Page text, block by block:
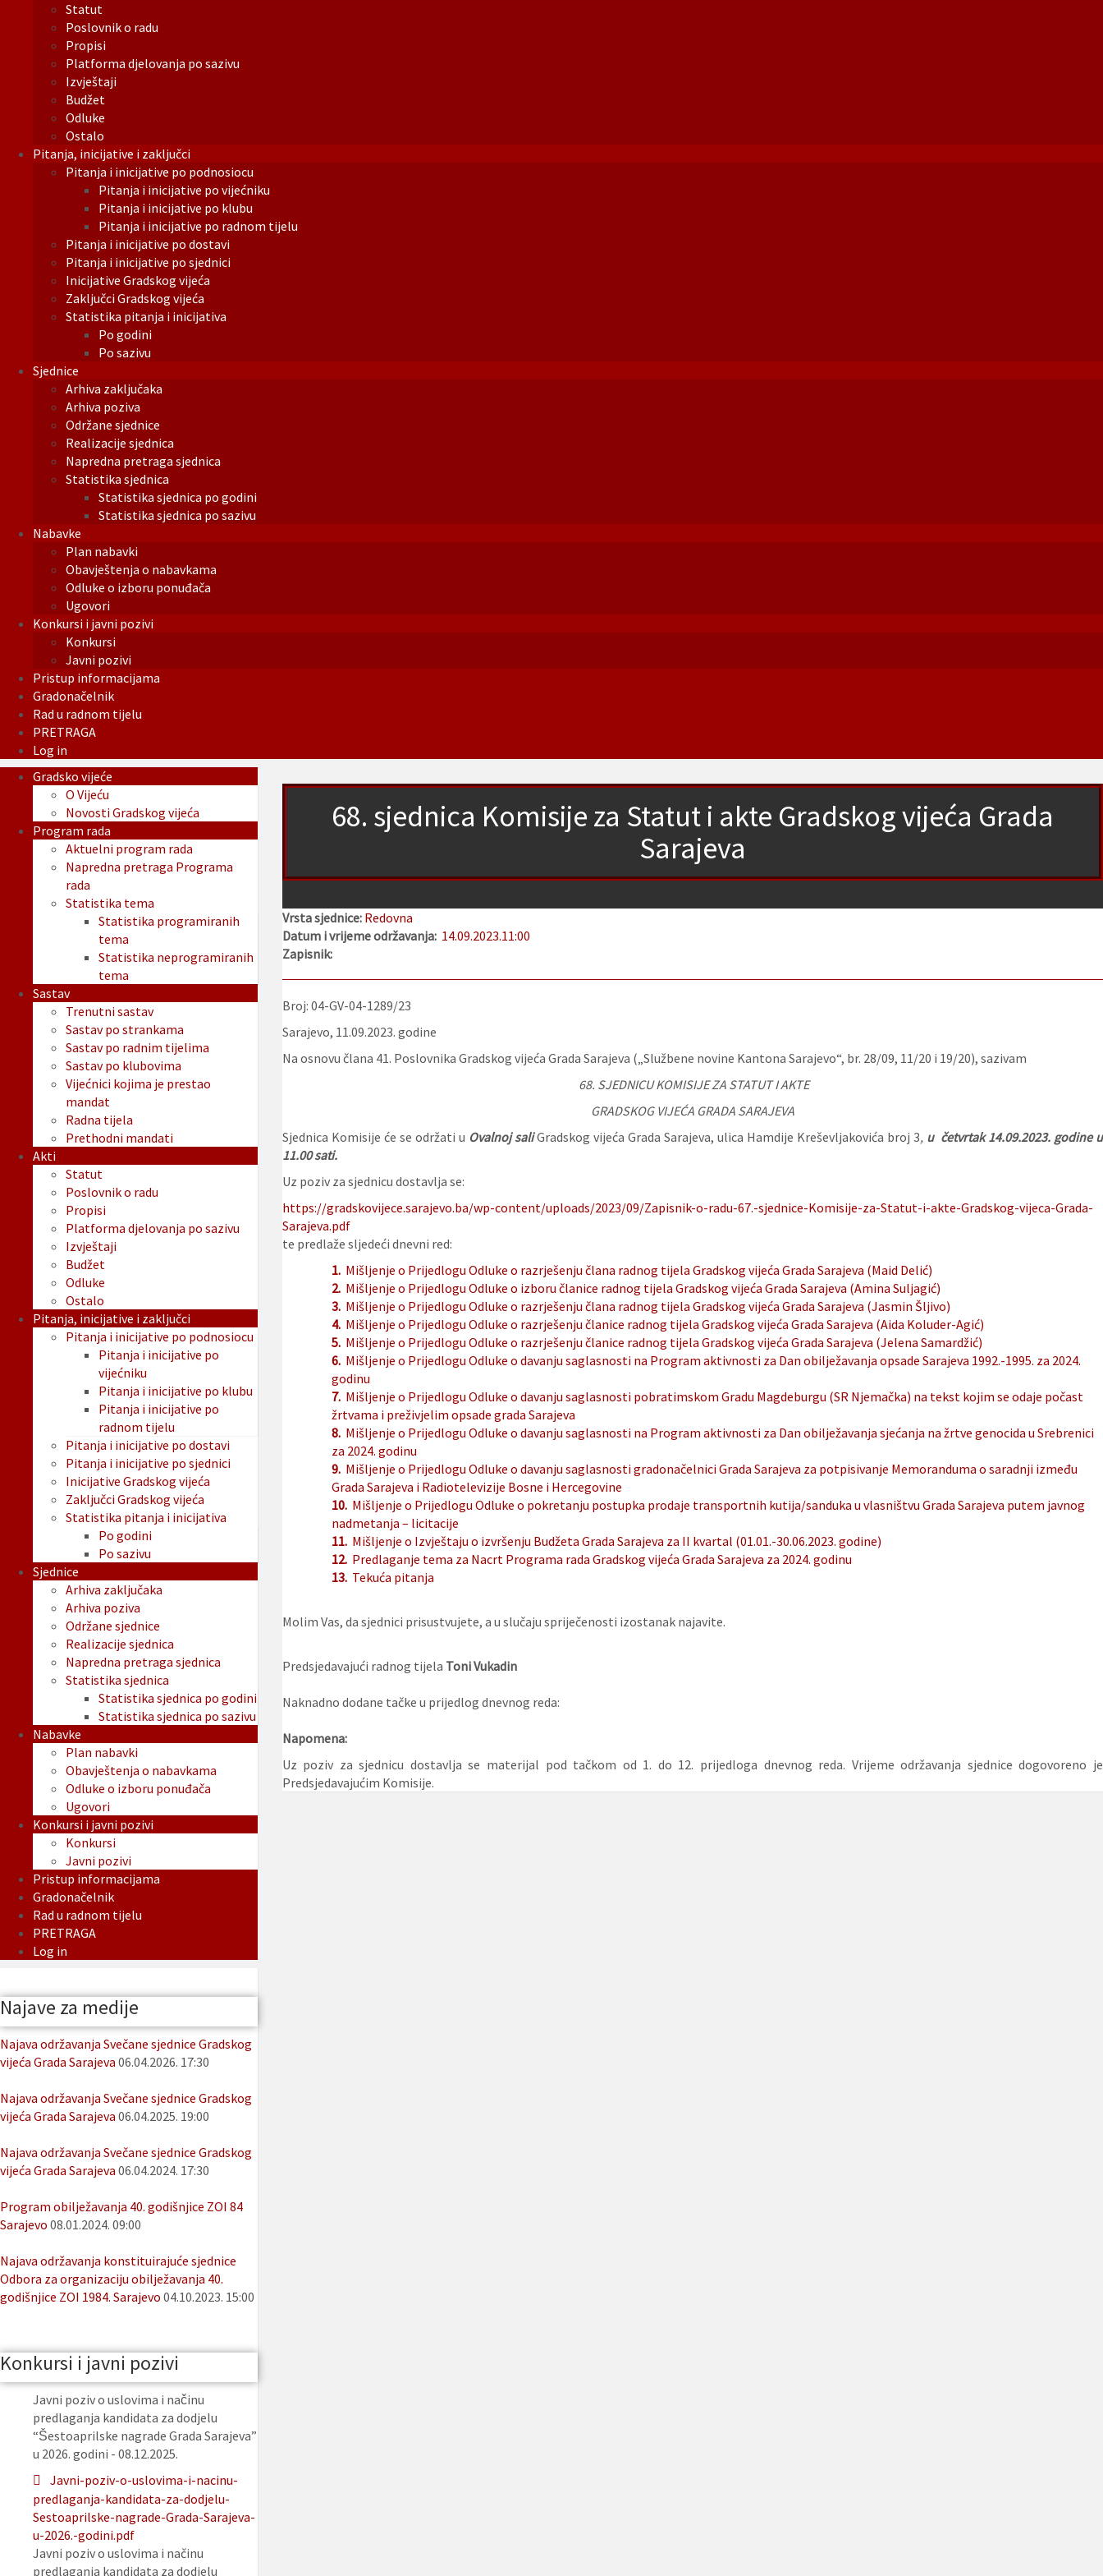
Statut
Poslovnik o radu
Propisi
Platforma djelovanja po sazivu
Izvještaji
Budžet
Odluke
Ostalo
Pitanja, inicijative i zaključci
Pitanja i inicijative po podnosiocu
Pitanja i inicijative po vijećniku
Pitanja i inicijative po klubu
Pitanja i inicijative po radnom tijelu
Pitanja i inicijative po dostavi
Pitanja i inicijative po sjednici
Inicijative Gradskog vijeća
Zaključci Gradskog vijeća
Statistika pitanja i inicijativa
Po godini
Po sazivu
Sjednice
Arhiva zaključaka
Arhiva poziva
Održane sjednice
Realizacije sjednica
Napredna pretraga sjednica
Statistika sjednica
Statistika sjednica po godini
Statistika sjednica po sazivu
Nabavke
Plan nabavki
Obavještenja o nabavkama
Odluke o izboru ponuđača
Ugovori
Konkursi i javni pozivi
Konkursi
Javni pozivi
Pristup informacijama
Gradonačelnik
Rad u radnom tijelu
PRETRAGA
Log in
68. sjednica Komisije za Statut i akte Gradskog vijeća Grada
Sarajeva
Vrsta sjednice: Redovna
Datum i vrijeme održavanja: 14.09.2023.11:00
Zapisnik:
Broj: 04-GV-04-1289/23
Sarajevo, 11.09.2023. godine
Na osnovu člana 41. Poslovnika Gradskog vijeća Grada Sarajeva („Službene novine Kantona Sarajevo“, br. 28/09, 11/20 i 19/20), sazivam
68. SJEDNICU KOMISIJE ZA STATUT I AKTE
GRADSKOG VIJEĆA GRADA SARAJEVA
Sjednica Komisije će se održati u Ovalnoj saliGradskog vijeća Grada Sarajeva, ulica Hamdije Kreševljakovića broj 3,u četvrtak 14.09.2023. godine u
11.00 sati.
Uz poziv za sjednicu dostavlja se:
https://gradskovijece.sarajevo.ba/wp-content/uploads/2023/09/Zapisnik-o-radu-67.-sjednice-Komisije-za-Statut-i-akte-Gradskog-vijeca-Grada-
Sarajeva.pdf
te predlaže sljedeći dnevni red:
1. Mišljenje o Prijedlogu Odluke o razrješenju člana radnog tijela Gradskog vijeća Grada Sarajeva (Maid Delić)
2. Mišljenje o Prijedlogu Odluke o izboru članice radnog tijela Gradskog vijeća Grada Sarajeva (Amina Suljagić)
3. Mišljenje o Prijedlogu Odluke o razrješenju člana radnog tijela Gradskog vijeća Grada Sarajeva (Jasmin Šljivo)
4. Mišljenje o Prijedlogu Odluke o razrješenju članice radnog tijela Gradskog vijeća Grada Sarajeva (Aida Koluder-Agić)
5. Mišljenje o Prijedlogu Odluke o razrješenju članice radnog tijela Gradskog vijeća Grada Sarajeva (Jelena Samardžić)
6. Mišljenje o Prijedlogu Odluke o davanju saglasnosti na Program aktivnosti za Dan obilježavanja opsade Sarajeva 1992.-1995. za 2024.
godinu
7. Mišljenje o Prijedlogu Odluke o davanju saglasnosti pobratimskom Gradu Magdeburgu (SR Njemačka) na tekst kojim se odaje počast
žrtvama i preživjelim opsade grada Sarajeva
8. Mišljenje o Prijedlogu Odluke o davanju saglasnosti na Program aktivnosti za Dan obilježavanja sjećanja na žrtve genocida u Srebrenici
za 2024. godinu
9. Mišljenje o Prijedlogu Odluke o davanju saglasnosti gradonačelnici Grada Sarajeva za potpisivanje Memoranduma o saradnji između
Grada Sarajeva i Radiotelevizije Bosne i Hercegovine
10. Mišljenje o Prijedlogu Odluke o pokretanju postupka prodaje transportnih kutija/sanduka u vlasništvu Grada Sarajeva putem javnog
nadmetanja – licitacije
11. Mišljenje o Izvještaju o izvršenju Budžeta Grada Sarajeva za II kvartal (01.01.-30.06.2023. godine)
12. Predlaganje tema za Nacrt Programa rada Gradskog vijeća Grada Sarajeva za 2024. godinu
13. Tekuća pitanja
Molim Vas, da sjednici prisustvujete, a u slučaju spriječenosti izostanak najavite.
Predsjedavajući radnog tijela Toni Vukadin
Naknadno dodane tačke u prijedlog dnevnog reda:
Napomena:
Uz poziv za sjednicu dostavlja se materijal pod tačkom od 1. do 12. prijedloga dnevnog reda. Vrijeme održavanja sjednice dogovoreno je
Predsjedavajućim Komisije.
Gradsko vijeće
O Vijeću
Novosti Gradskog vijeća
Program rada
Aktuelni program rada
Napredna pretraga Programa
rada
Statistika tema
Statistika programiranih
tema
Statistika neprogramiranih
tema
Sastav
Trenutni sastav
Sastav po strankama
Sastav po radnim tijelima
Sastav po klubovima
Vijećnici kojima je prestao
mandat
Radna tijela
Prethodni mandati
Akti
Statut
Poslovnik o radu
Propisi
Platforma djelovanja po sazivu
Izvještaji
Budžet
Odluke
Ostalo
Pitanja, inicijative i zaključci
Pitanja i inicijative po podnosiocu
Pitanja i inicijative po
vijećniku
Pitanja i inicijative po klubu
Pitanja i inicijative po
radnom tijelu
Pitanja i inicijative po dostavi
Pitanja i inicijative po sjednici
Inicijative Gradskog vijeća
Zaključci Gradskog vijeća
Statistika pitanja i inicijativa
Po godini
Po sazivu
Sjednice
Arhiva zaključaka
Arhiva poziva
Održane sjednice
Realizacije sjednica
Napredna pretraga sjednica
Statistika sjednica
Statistika sjednica po godini
Statistika sjednica po sazivu
Nabavke
Plan nabavki
Obavještenja o nabavkama
Odluke o izboru ponuđača
Ugovori
Konkursi i javni pozivi
Konkursi
Javni pozivi
Pristup informacijama
Gradonačelnik
Rad u radnom tijelu
PRETRAGA
Log in
Najave za medije
Najava održavanja Svečane sjednice Gradskog
vijeća Grada Sarajeva 06.04.2026. 17:30
Najava održavanja Svečane sjednice Gradskog
vijeća Grada Sarajeva 06.04.2025. 19:00
Najava održavanja Svečane sjednice Gradskog
vijeća Grada Sarajeva 06.04.2024. 17:30
Program obilježavanja 40. godišnjice ZOI 84
Sarajevo 08.01.2024. 09:00
Najava održavanja konstituirajuće sjednice
Odbora za organizaciju obilježavanja 40.
godišnjice ZOI 1984. Sarajevo 04.10.2023. 15:00
Konkursi i javni pozivi
Javni poziv o uslovima i načinu
predlaganja kandidata za dodjelu
“Šestoaprilske nagrade Grada Sarajeva”
u 2026. godini - 08.12.2025.
Javni-poziv-o-uslovima-i-nacinu-
predlaganja-kandidata-za-dodjelu-
Sestoaprilske-nagrade-Grada-Sarajeva-
u-2026.-godini.pdf
Javni poziv o uslovima i načinu
predlaganja kandidata za dodjelu